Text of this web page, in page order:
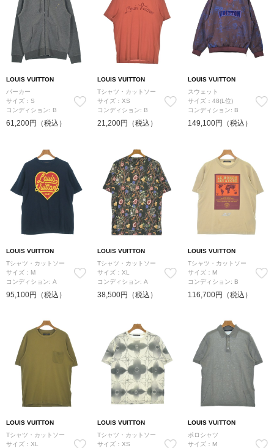
LOUIS VUITTON
パーカー
サイズ：S
コンディション: B
61,200円（税込）
LOUIS VUITTON
Tシャツ・カットソー
サイズ：XS
コンディション: B
21,200円（税込）
LOUIS VUITTON
スウェット
サイズ：48(L位)
コンディション: B
149,100円（税込）
LOUIS VUITTON
Tシャツ・カットソー
サイズ：M
コンディション: A
95,100円（税込）
LOUIS VUITTON
Tシャツ・カットソー
サイズ：XL
コンディション: A
38,500円（税込）
LOUIS VUITTON
Tシャツ・カットソー
サイズ：M
コンディション: B
116,700円（税込）
LOUIS VUITTON
Tシャツ・カットソー
サイズ：XL
LOUIS VUITTON
Tシャツ・カットソー
サイズ：XS
LOUIS VUITTON
ポロシャツ
サイズ：M